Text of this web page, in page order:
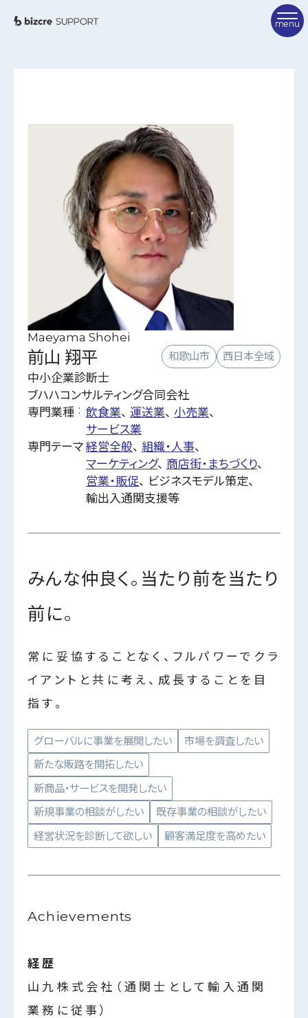
サポーター紹介
FAQ
サポーターを検索
相談を申し込む
お問い合わせ
ビズクリポータル
ビズクリナレッジ
利用規約
特定商取引に関する法律に基づく表記
運営会社
個人情報保護方針
Maeyama Shohei
前山 翔平 和歌山市 西日本全域
中小企業診断士
ブハハコンサルティング合同会社
専門業種
飲食業 運送業
小売業
サービス業
専門テーマ 経営全般
組織・人事
マーケティング
商店街・まちづくり
営業・販促
ビジネスモデル策定
輸出入通関支援等
みんな仲良く。当たり前を当たり
前に。
常に妥協することなく、フルパワーでクラ
イアントと共に考え、成長することを目
指す。
グローバルに事業を展開したい
市場を調査したい
新たな販路を開拓したい
新商品・サービスを開発したい
新規事業の相談がしたい
既存事業の相談がしたい
経営状況を診断して欲しい
顧客満足度を高めたい
Achievements
経歴
山九株式会社（通関士として輸入通関
業務に従事）